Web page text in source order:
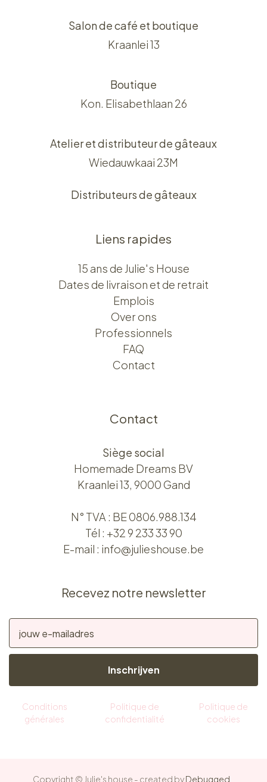
Salon de café et boutique
Kraanlei 13
Boutique
Kon. Elisabethlaan 26
Atelier et distributeur de gâteaux
Wiedauwkaai 23M
Distributeurs de gâteaux
Liens rapides
15 ans de Julie's House
Dates de livraison et de retrait
Emplois
Over ons​​
Professionnels
FAQ
Contact
Contact
Siège social
Homemade Dreams BV
Kraanlei 13, 9000 Gand
N° TVA : BE 0806.988.134
Tél : +32 9 233 33 90
E-mail : info@julieshouse.be
Recevez notre newsletter
Inschrijven
Conditions
générales
Politique de
confidentialité
Politique de
cookies
Copyright © Julie's house - created byDebugged